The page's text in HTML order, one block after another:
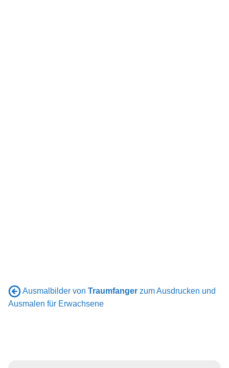
Ausmalbilder von Traumfanger zum Ausdrucken und
Ausmalen für Erwachsene